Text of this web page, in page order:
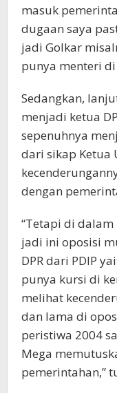
masuk
dugaan saya
jadi Golkar
punya menteri
Sedangkan,
menjadi ketua
sepenuhnya
dari sikap Ketua
dengan
“Tetapi di dalam
jadi ini oposisi
DPR dari PDIP
punya kursi di
melihat
dan lama di
peristiwa 2004
Mega
pemerintahan,”